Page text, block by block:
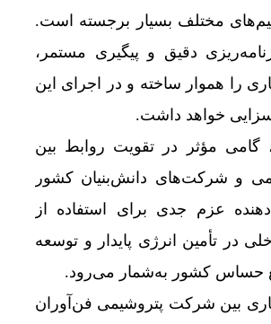
مختلف بسیار برجسته است.
دقیق و پیگیری مستمر،
را هموار ساخته و در اجرای این
بسزایی خواهد داشت.
گامی مؤثر در تقویت روابط بین
و شرکت‌های دانش‌بنیان کشور
عزم جدی برای استفاده از
در تأمین انرژی پایدار و توسعه
حساس کشور به‌شمار می‌رود.
بین شرکت پتروشیمی فن‌آوران